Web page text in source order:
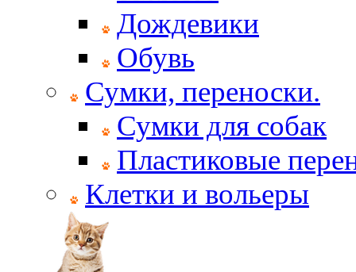
Дождевики
Обувь
Сумки, переноски.
Сумки для собак
Пластиковые
Клетки и вольеры